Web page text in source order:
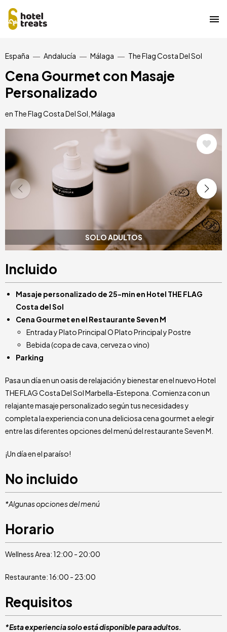
al
contenido
principal
España Andalucía Málaga The Flag Costa Del Sol
Cena Gourmet con Masaje
Personalizado
en The Flag Costa Del Sol, Málaga
Image
SOLO ADULTOS
Incluido
Masaje personalizado de 25-min en Hotel THE FLAG
Costa del Sol
Cena Gourmet en el Restaurante Seven M
Entrada y Plato Principal O Plato Principal y Postre
Bebida (copa de cava, cerveza o vino)
Parking
Pasa un día en un oasis de relajación y bienestar en el nuevo Hotel
THE FLAG Costa Del Sol Marbella-Estepona. Comienza con un
relajante masaje personalizado según tus necesidades y
completa la experiencia con una deliciosa cena gourmet a elegir
entre las diferentes opciones del menú del restaurante Seven M.
¡Un día en el paraíso!
No incluido
*Algunas opciones del menú
Horario
Wellness Area: 12:00 - 20:00
Restaurante: 16:00 - 23:00
Requisitos
*Esta experiencia solo está disponible para adultos.